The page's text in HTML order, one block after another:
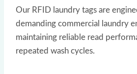
Our RFID laundry tags are
demanding commercial laundry
maintaining reliable read
repeated wash cycles.